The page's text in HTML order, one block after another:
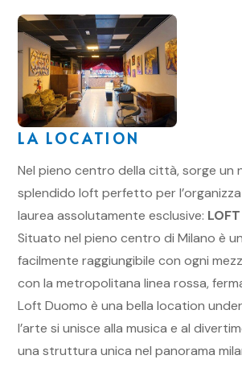
LA LOCATION
Nel pieno centro della città, sorge un
splendido loft perfetto per
laurea assolutamente esclusive:
Situato nel pieno centro di Milano è
facilmente raggiungibile con ogni
con la metropolitana linea rossa,
Loft Duomo è una bella location
l’arte si unisce alla musica e al
una struttura unica nel panorama